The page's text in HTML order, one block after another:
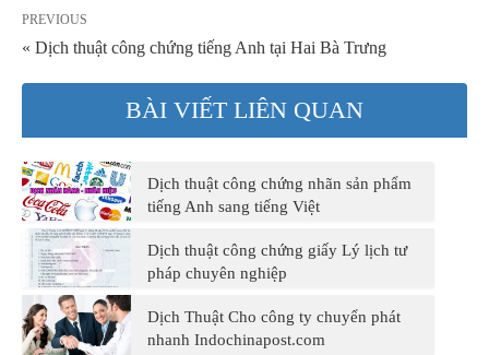
PREVIOUS
« Dịch thuật công chứng tiếng Anh tại Hai Bà Trưng
BÀI VIẾT LIÊN QUAN
Dịch thuật công chứng nhãn sản phẩm
tiếng Anh sang tiếng Việt
Dịch thuật công chứng giấy Lý lịch tư
pháp chuyên nghiệp
Dịch Thuật Cho công ty chuyển phát
nhanh Indochinapost.com